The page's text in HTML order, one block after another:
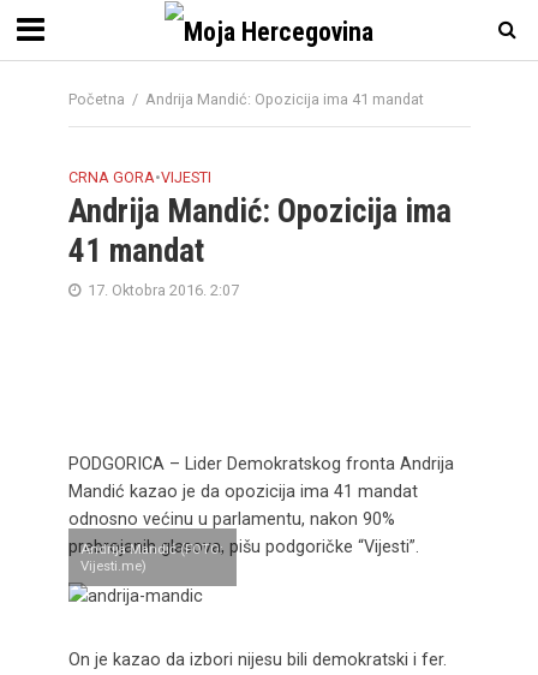
Početna / Andrija Mandić: Opozicija ima 41 mandat
CRNA GORA•VIJESTI
Andrija Mandić: Opozicija ima
41 mandat
17. Oktobra 2016. 2:07
PODGORICA – Lider Demokratskog fronta Andrija
Mandić kazao je da opozicija ima 41 mandat
odnosno većinu u parlamentu, nakon 90%
prebrojanih glasova, pišu podgoričke “Vijesti”.
Andrija Mandić (FOTO:
Vijesti.me)
On je kazao da izbori nijesu bili demokratski i fer.